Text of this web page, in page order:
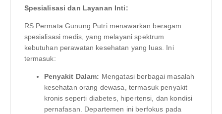
Spesialisasi dan Layanan Inti:
RS Permata Gunung Putri menawarkan beragam
spesialisasi medis, yang melayani spektrum
kebutuhan perawatan kesehatan yang luas. Ini
termasuk:
Penyakit Dalam: Mengatasi berbagai masalah
kesehatan orang dewasa, termasuk penyakit
kronis seperti diabetes, hipertensi, dan kondisi
pernafasan. Departemen ini berfokus pada